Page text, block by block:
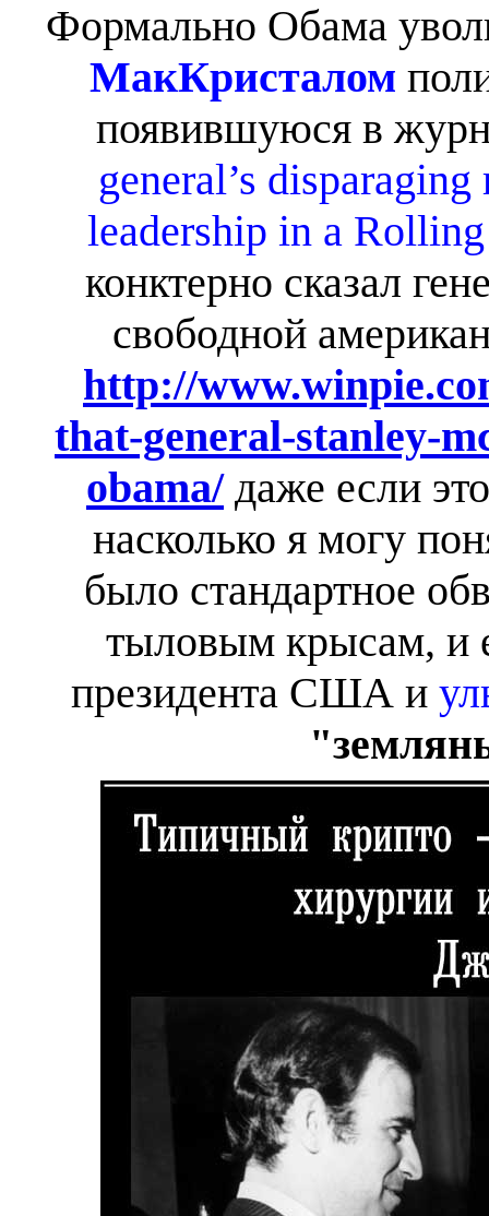
Формально Обама
МакКристалом
появившуюся в
general’s
leadership in a
конктерно сказал
свободной
http://
that-general-stanley-
obama/ даже если
насколько я могу
было стандартное
тыловым крысам, и
президента США и